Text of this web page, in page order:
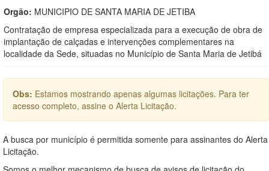
Orgão: MUNICIPIO DE SANTA MARIA DE JETIBA
Contratação de empresa especializada para a execução de obra de
implantação de calçadas e intervenções complementares na
localidade da Sede, situadas no Município de Santa Maria de Jetibá
Obs: Estamos mostrando apenas algumas licitações. Para ter
acesso completo, assine o Alerta Licitação.
A busca por município é permitida somente para assinantes do Alerta
Licitação.